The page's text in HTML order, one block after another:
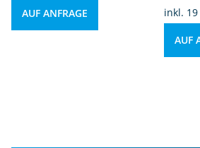
AUF ANFRAGE
inkl. 19
AUF